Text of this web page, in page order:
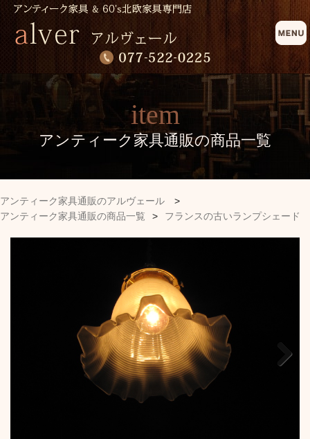
item
アンティーク家具通販の商品一覧
アンティーク家具通販のアルヴェール
>
アンティーク家具通販の商品一覧
> フランスの古いランプシェード